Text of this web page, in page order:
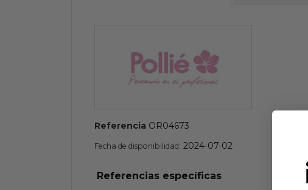
Referencia OR04673
Fecha de disponibilidad: 2024-07-02
Referencias específicas